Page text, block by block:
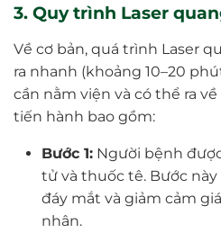
3. Quy trình Laser
Về cơ bản, quá trình Laser
ra nhanh (khoảng 10–20
cần nằm viện và có thể ra
tiến hành bao gồm:
Bước 1:Người bệnh
tử và thuốc tê. Bước
đáy mắt và giảm cảm
nhân.